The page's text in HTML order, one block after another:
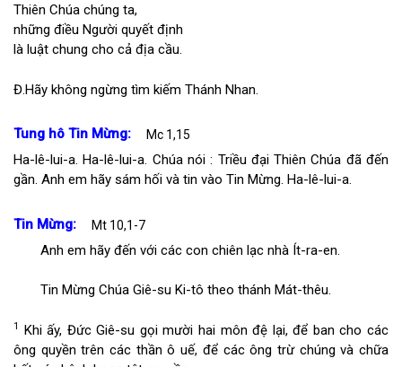
Thiên Chúa chúng ta,
những điều Người quyết định
là luật chung cho cả địa cầu.
Đ.Hãy không ngừng tìm kiếm Thánh Nhan.
Tung hô Tin Mừng: Mc 1,15
Ha-lê-lui-a. Ha-lê-lui-a. Chúa nói : Triều đại Thiên Chúa đã đến
gần. Anh em hãy sám hối và tin vào Tin Mừng. Ha-lê-lui-a.
Tin Mừng: Mt 10,1-7
Anh em hãy đến với các con chiên lạc nhà Ít-ra-en.
Tin Mừng Chúa Giê-su Ki-tô theo thánh Mát-thêu.
1
Khi ấy, Đức Giê-su gọi mười hai môn đệ lại, để ban cho các
ông quyền trên các thần ô uế, để các ông trừ chúng và chữa